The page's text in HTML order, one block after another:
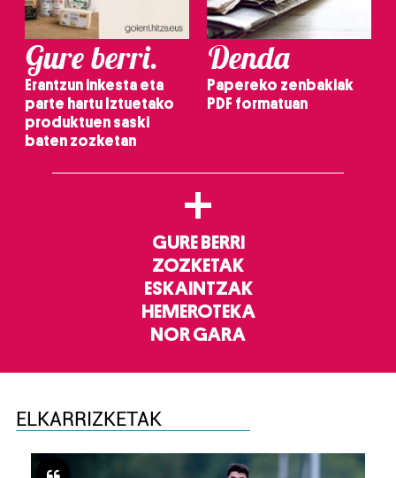
Gure berri.
Erantzun inkesta eta
parte hartu Iztuetako
produktuen saski
baten zozketan
Denda
Papereko zenbakiak
PDF formatuan
+
GURE BERRI
ZOZKETAK
ESKAINTZAK
HEMEROTEKA
NOR GARA
ELKARRIZKETAK